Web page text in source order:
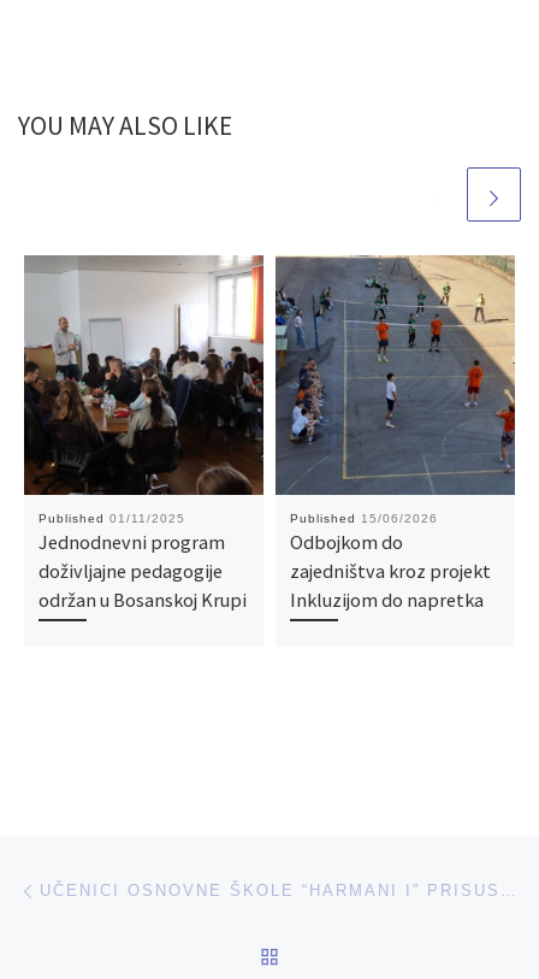
YOU MAY ALSO LIKE
Published 01/11/2025
Jednodnevni program
doživljajne pedagogije
održan u Bosanskoj Krupi
Published 15/06/2026
Odbojkom do
zajedništva kroz projekt
Inkluzijom do napretka
Post navigation UČENICI OSNOVNE ŠKOLE “HARMANI I” PRISUSTVOVALI PROJEKCIJI FILMA DNEVNIK PAULINE P.